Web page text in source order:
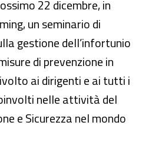
22 dicembre, in
un seminario di
gestione dell’infortunio
di prevenzione in
ai dirigenti e ai tutti i
nelle attività del
e Sicurezza nel mondo